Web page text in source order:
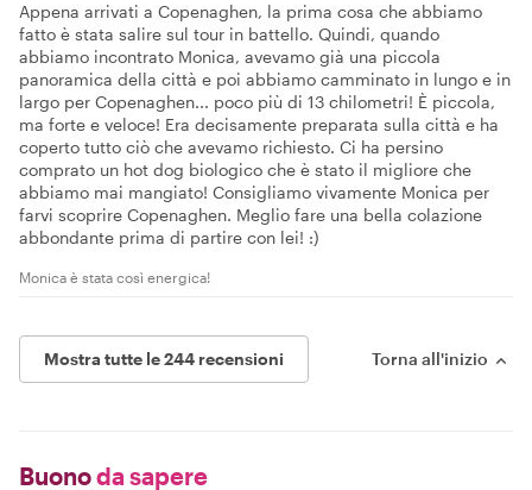
Appena arrivati a Copenaghen, la prima cosa che abbiamo
fatto è stata salire sul tour in battello. Quindi, quando
abbiamo incontrato Monica, avevamo già una piccola
panoramica della città e poi abbiamo camminato in lungo e in
largo per Copenaghen... poco più di 13 chilometri! È piccola,
ma forte e veloce! Era decisamente preparata sulla città e ha
coperto tutto ciò che avevamo richiesto. Ci ha persino
comprato un hot dog biologico che è stato il migliore che
abbiamo mai mangiato! Consigliamo vivamente Monica per
farvi scoprire Copenaghen. Meglio fare una bella colazione
abbondante prima di partire con lei! :)
Monica è stata così energica!
Mostra tutte le 244 recensioni Torna all'inizio
Buonoda sapere